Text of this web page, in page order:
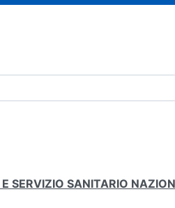
SERVIZIO SANITARIO